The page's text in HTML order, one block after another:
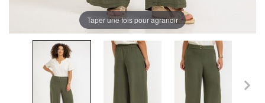
Taper une fois pour agrandir